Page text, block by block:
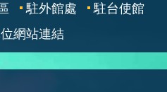
駐外館處
駐台使館
網站連結